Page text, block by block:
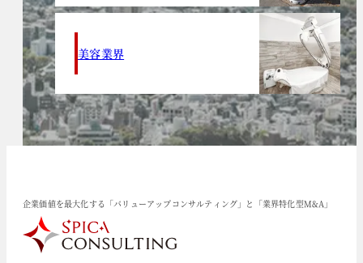
美容業界
企業価値を最大化する「バリューアップコンサルティング」と「業界特化型M&A」